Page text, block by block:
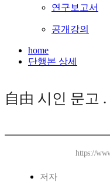
연구보고서
공개강의
home
단행본 상세
自由 시인 문고 .
https://
저자